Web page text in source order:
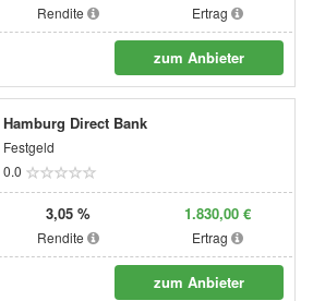
Rendite Ertrag
zum Anbieter
Hamburg Direct Bank
Festgeld
0.0
3,05 %
Rendite
1.830,00 €
Ertrag
zum Anbieter